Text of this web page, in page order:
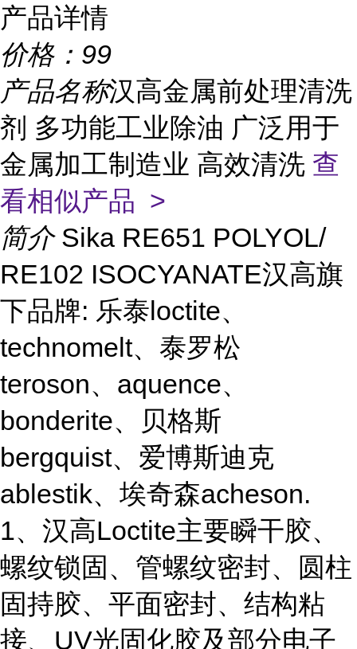
产品详情
价格： 99
产品名称汉高金属前处理清洗
剂 多功能工业除油 广泛用于
金属加工制造业 高效清洗 查
看相似产品 >
简介 Sika RE651 POLYOL/
RE102 ISOCYANATE汉高旗
下品牌: 乐泰loctite、
technomelt、泰罗松
teroson、aquence、
bonderite、贝格斯
bergquist、爱博斯迪克
ablestik、埃奇森acheson.
1、汉高Loctite主要瞬干胶、
螺纹锁固、管螺纹密封、圆柱
固持胶、平面密封、结构粘
接、UV光固化胶及部分电子